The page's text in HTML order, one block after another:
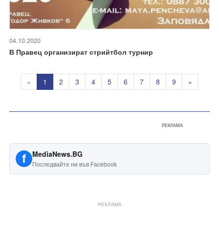
04.10.2020
В Правец организират стрийтбол турнир
« 1 2 3 4 5 6 7 8 9 »
РЕКЛАМА
f MediaNews.BG
Последвайте ни във Facebook
РЕКЛАМА